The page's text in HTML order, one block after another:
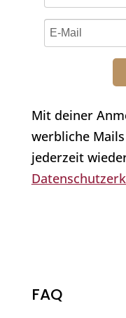
Mit deiner
werbliche
jederzeit
FAQ